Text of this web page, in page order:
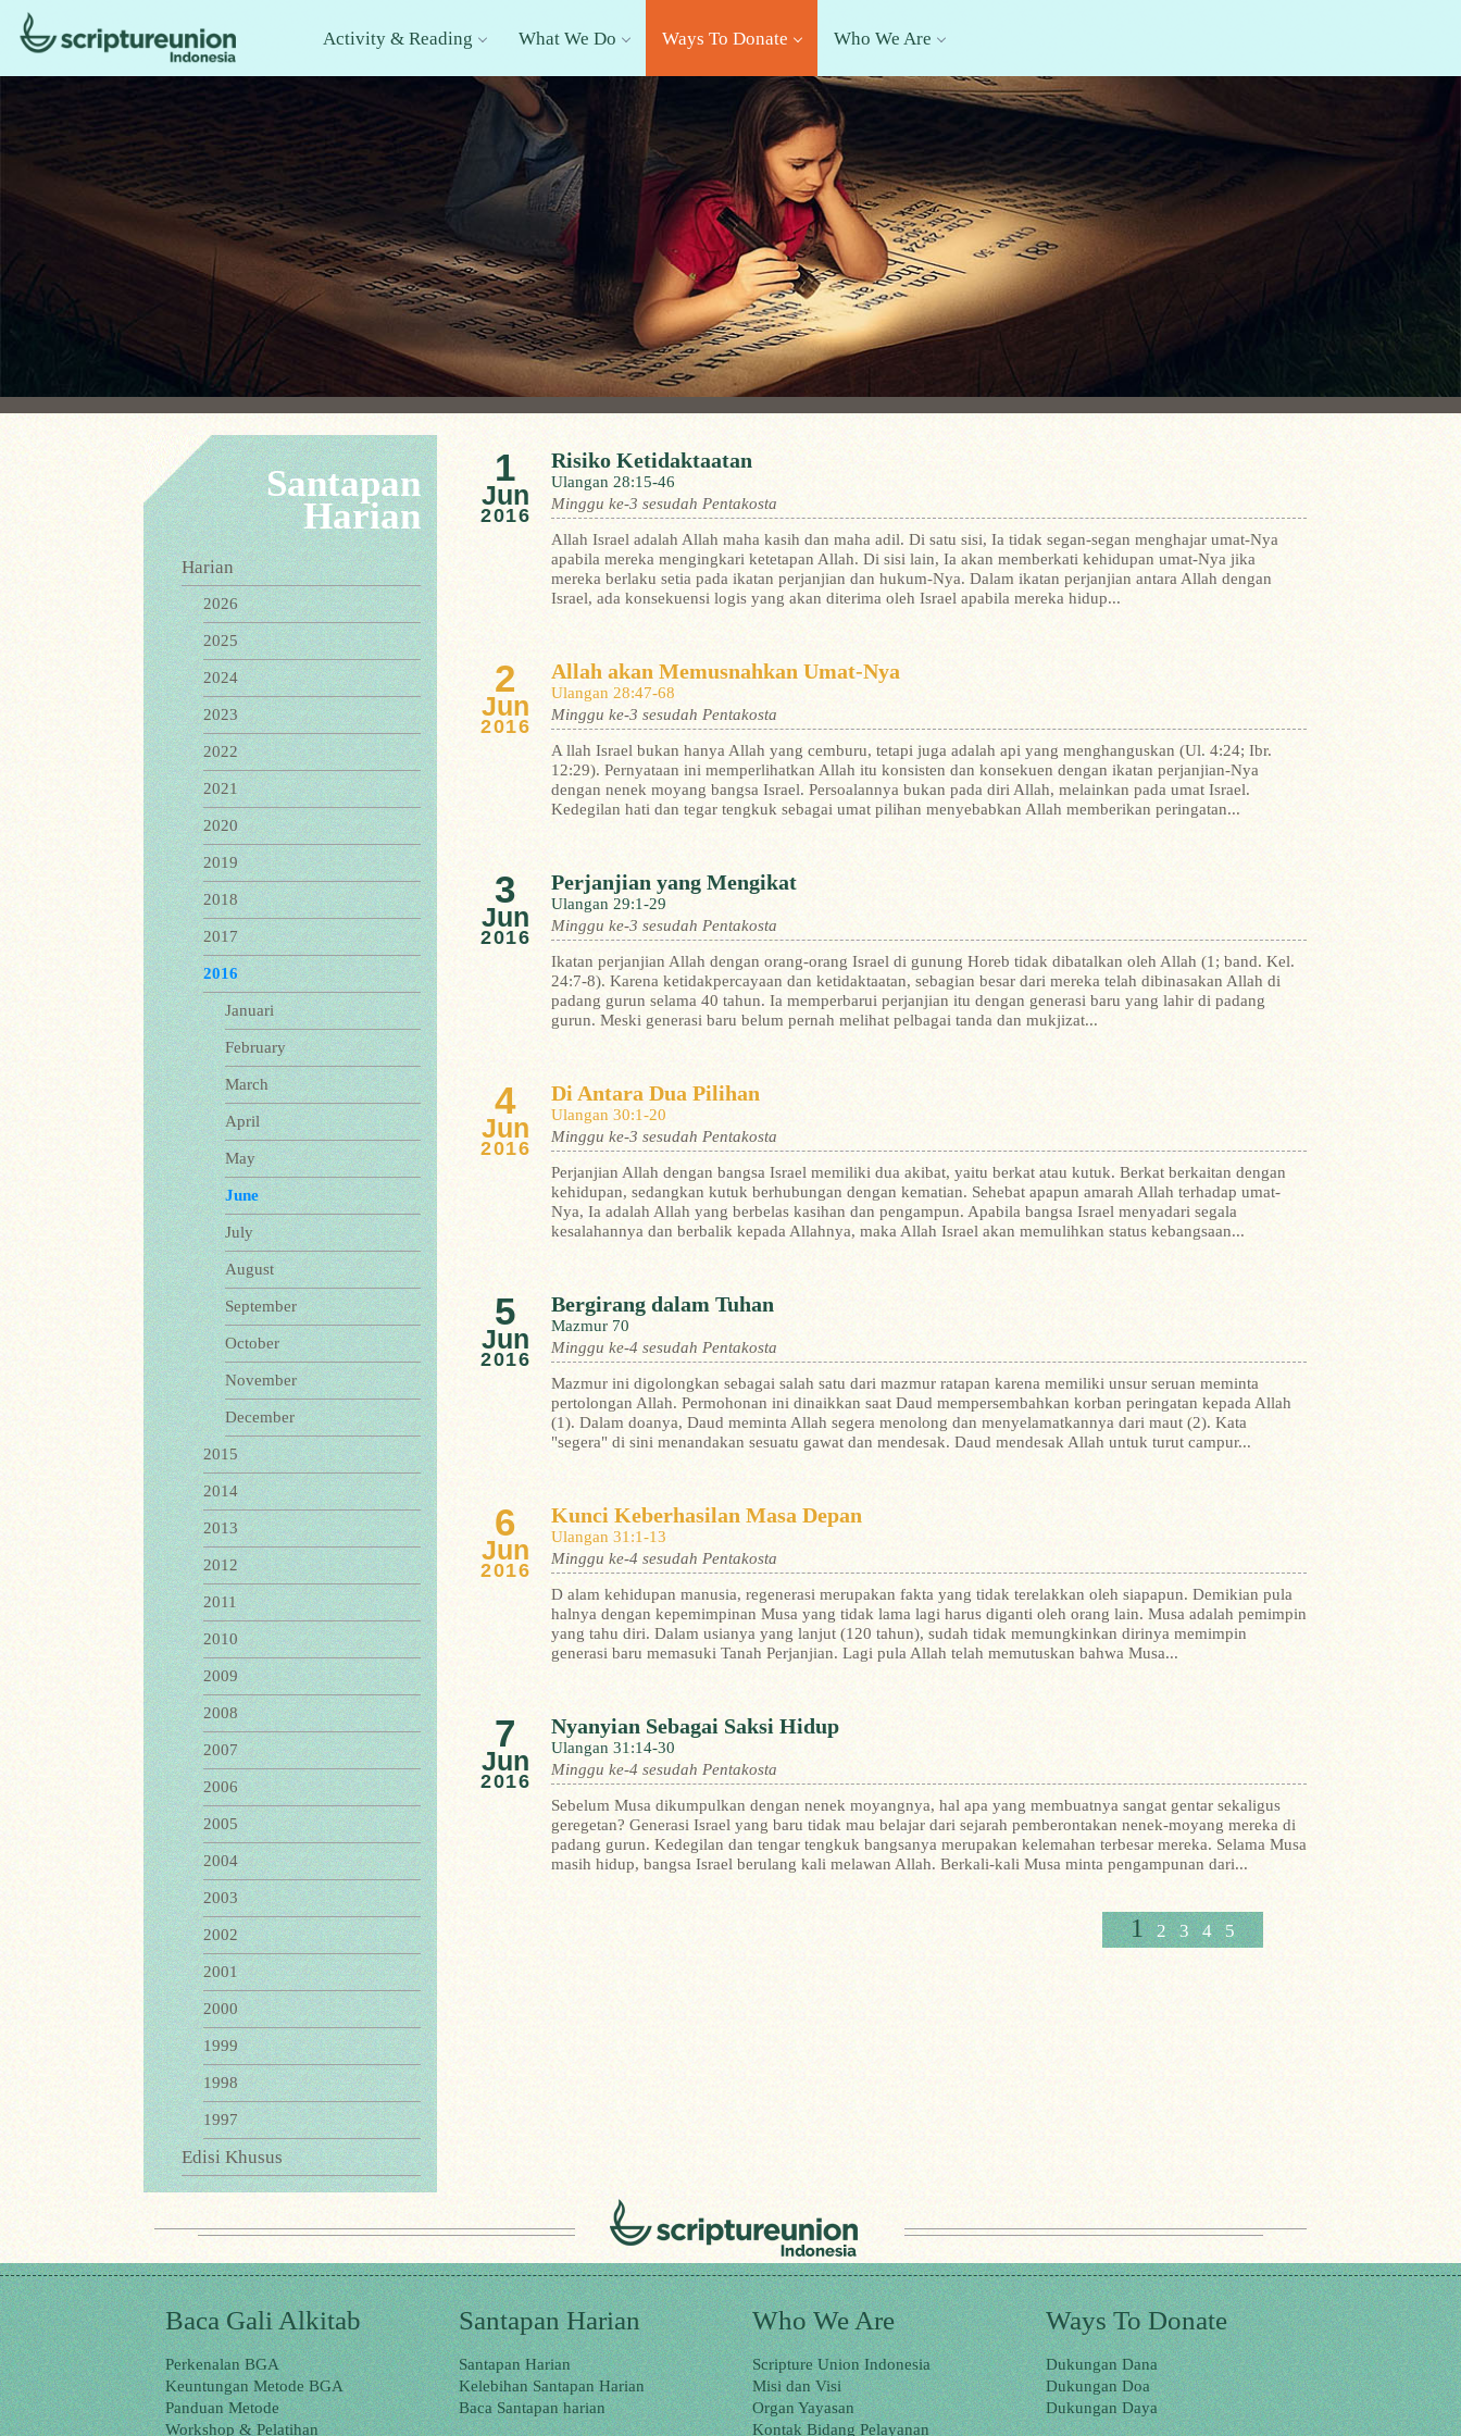
Activity & Reading What We Do Ways To Donate Who We Are
Santapan
Harian
Harian
2026
2025
2024
2023
2022
2021
2020
2019
2018
2017
2016
Januari
February
March
April
May
June
July
August
September
October
November
December
2015
2014
2013
2012
2011
2010
2009
2008
2007
2006
2005
2004
2003
2002
2001
2000
1999
1998
1997
Edisi Khusus
1
Jun
2016
Risiko Ketidaktaatan
Ulangan 28:15-46
Minggu ke-3 sesudah Pentakosta
Allah Israel adalah Allah maha kasih dan maha adil. Di satu sisi, Ia tidak segan-segan menghajar umat-Nya
apabila mereka mengingkari ketetapan Allah. Di sisi lain, Ia akan memberkati kehidupan umat-Nya jika
mereka berlaku setia pada ikatan perjanjian dan hukum-Nya. Dalam ikatan perjanjian antara Allah dengan
Israel, ada konsekuensi logis yang akan diterima oleh Israel apabila mereka hidup...
2
Jun
2016
Allah akan Memusnahkan Umat-Nya
Ulangan 28:47-68
Minggu ke-3 sesudah Pentakosta
A llah Israel bukan hanya Allah yang cemburu, tetapi juga adalah api yang menghanguskan (Ul. 4:24; Ibr.
12:29). Pernyataan ini memperlihatkan Allah itu konsisten dan konsekuen dengan ikatan perjanjian-Nya
dengan nenek moyang bangsa Israel. Persoalannya bukan pada diri Allah, melainkan pada umat Israel.
Kedegilan hati dan tegar tengkuk sebagai umat pilihan menyebabkan Allah memberikan peringatan...
3
Jun
2016
Perjanjian yang Mengikat
Ulangan 29:1-29
Minggu ke-3 sesudah Pentakosta
Ikatan perjanjian Allah dengan orang-orang Israel di gunung Horeb tidak dibatalkan oleh Allah (1; band. Kel.
24:7-8). Karena ketidakpercayaan dan ketidaktaatan, sebagian besar dari mereka telah dibinasakan Allah di
padang gurun selama 40 tahun. Ia memperbarui perjanjian itu dengan generasi baru yang lahir di padang
gurun. Meski generasi baru belum pernah melihat pelbagai tanda dan mukjizat...
4
Jun
2016
Di Antara Dua Pilihan
Ulangan 30:1-20
Minggu ke-3 sesudah Pentakosta
Perjanjian Allah dengan bangsa Israel memiliki dua akibat, yaitu berkat atau kutuk. Berkat berkaitan dengan
kehidupan, sedangkan kutuk berhubungan dengan kematian. Sehebat apapun amarah Allah terhadap umat-
Nya, Ia adalah Allah yang berbelas kasihan dan pengampun. Apabila bangsa Israel menyadari segala
kesalahannya dan berbalik kepada Allahnya, maka Allah Israel akan memulihkan status kebangsaan...
5
Jun
2016
Bergirang dalam Tuhan
Mazmur 70
Minggu ke-4 sesudah Pentakosta
Mazmur ini digolongkan sebagai salah satu dari mazmur ratapan karena memiliki unsur seruan meminta
pertolongan Allah. Permohonan ini dinaikkan saat Daud mempersembahkan korban peringatan kepada Allah
(1). Dalam doanya, Daud meminta Allah segera menolong dan menyelamatkannya dari maut (2). Kata
"segera" di sini menandakan sesuatu gawat dan mendesak. Daud mendesak Allah untuk turut campur...
6
Jun
2016
Kunci Keberhasilan Masa Depan
Ulangan 31:1-13
Minggu ke-4 sesudah Pentakosta
D alam kehidupan manusia, regenerasi merupakan fakta yang tidak terelakkan oleh siapapun. Demikian pula
halnya dengan kepemimpinan Musa yang tidak lama lagi harus diganti oleh orang lain. Musa adalah pemimpin
yang tahu diri. Dalam usianya yang lanjut (120 tahun), sudah tidak memungkinkan dirinya memimpin
generasi baru memasuki Tanah Perjanjian. Lagi pula Allah telah memutuskan bahwa Musa...
7
Jun
2016
Nyanyian Sebagai Saksi Hidup
Ulangan 31:14-30
Minggu ke-4 sesudah Pentakosta
Sebelum Musa dikumpulkan dengan nenek moyangnya, hal apa yang membuatnya sangat gentar sekaligus
geregetan? Generasi Israel yang baru tidak mau belajar dari sejarah pemberontakan nenek-moyang mereka di
padang gurun. Kedegilan dan tengar tengkuk bangsanya merupakan kelemahan terbesar mereka. Selama Musa
masih hidup, bangsa Israel berulang kali melawan Allah. Berkali-kali Musa minta pengampunan dari...
1 2 3 4 5
Baca Gali Alkitab
Perkenalan BGA
Keuntungan Metode BGA
Panduan Metode
Workshop & Pelatihan
Santapan Harian
Santapan Harian
Kelebihan Santapan Harian
Baca Santapan harian
Who We Are
Scripture Union Indonesia
Misi dan Visi
Organ Yayasan
Kontak Bidang Pelayanan
Ways To Donate
Dukungan Dana
Dukungan Doa
Dukungan Daya